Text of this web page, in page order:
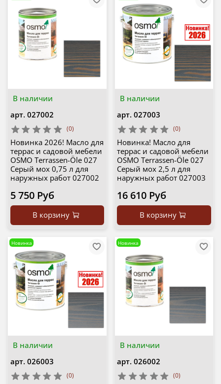
В наличии
арт. 027002
(0)
Новинка 2026! Масло для
террас и садовой мебели
OSMO Terrassen-Öle 027
Серый мох 0,75 л для
наружных работ 027002
5 750 Руб
В корзину
В наличии
арт. 027003
(0)
Новинка! Масло для
террас и садовой мебели
OSMO Terrassen-Öle 027
Серый мох 2,5 л для
наружных работ 027003
16 610 Руб
В корзину
В наличии
Новинка
арт. 026003
(0)
В наличии
Новинка
арт. 026002
(0)